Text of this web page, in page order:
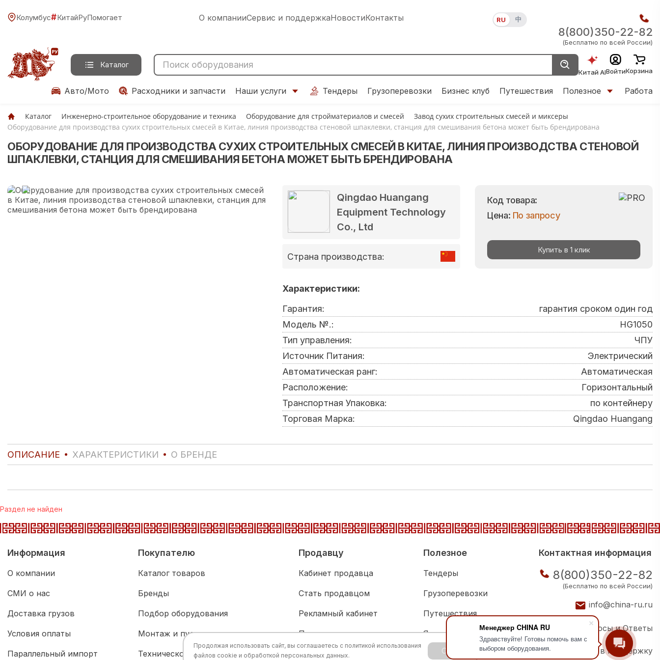
Менеджер CHINA RU
Здравствуйте! Готовы помочь вам с
выбором оборудования.
Колумбус#КитайРуПомогает О компанииСервис и поддержкаНовостиКонтакты RU 中
8(800)350-22-82
(Бесплатно по всей России)
Каталог
Китай AIВойтиКорзина
Авто/Мото Расходники и запчасти Наши услуги Тендеры Грузоперевозки Бизнес клуб Путешествия Полезное Работа
Каталог Инженерно-строительное оборудование и техника Оборудование для стройматериалов и смесей
Завод сухих строительных смесей и миксеры
Оборудование для производства сухих строительных смесей в Китае, линия производства стеновой шпаклевки, станция для смешивания бетона может быть брендирована
ОБОРУДОВАНИЕ ДЛЯ ПРОИЗВОДСТВА СУХИХ СТРОИТЕЛЬНЫХ СМЕСЕЙ В КИТАЕ, ЛИНИЯ ПРОИЗВОДСТВА СТЕНОВОЙ
ШПАКЛЕВКИ, СТАНЦИЯ ДЛЯ СМЕШИВАНИЯ БЕТОНА МОЖЕТ БЫТЬ БРЕНДИРОВАНА
Qingdao Huangang
Equipment Technology
Co., Ltd
Страна производства:
Код товара:
Цена: По запросу
Купить в 1 клик
Характеристики:
Гарантия:
гарантия сроком один год
Модель №.:
HG1050
Тип управления:
ЧПУ
Источник Питания:
Электрический
Автоматическая ранг:
Автоматическая
Расположение:
Горизонтальный
Транспортная Упаковка:
по контейнеру
Торговая Марка:
Qingdao Huangang
ОПИСАНИЕ ХАРАКТЕРИСТИКИ О БРЕНДЕ
Раздел не найден
Информация
О компании
СМИ о нас
Доставка грузов
Условия оплаты
Параллельный импорт
Покупателю
Каталог товаров
Бренды
Подбор оборудования
Монтаж и пусконаладка
Техническое обслуживание
Продавцу
Кабинет продавца
Стать продавцом
Рекламный кабинет
Партнерам
Полезное
Тендеры
Грузоперевозки
Путешествия
Языковая школа
Акции компаний
Контактная информация
8(800)350-22-82
(Бесплатно по всей России)
info@china-ru.ru
Вопросы и Ответы
Написать в поддержку
Продолжая использовать сайт, вы соглашаетесь с политикой использования
файлов cookie и обработкой персональных данных.
OK